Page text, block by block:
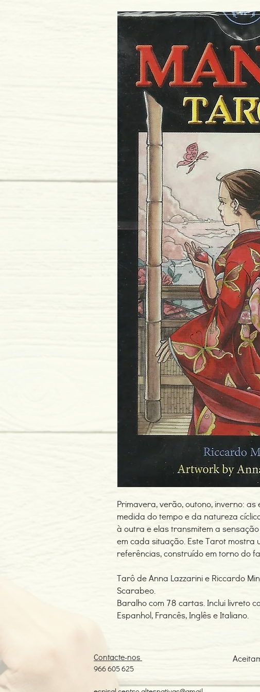
Primavera, verão, outono, inverno:
medida do tempo e da natureza
à outra e elas transmitem a
em cada situação. Este Tarot mostra
referências, construído em torno do
Tarô de Anna Lazzarini e Riccardo
Scarabeo.
Baralho com 78 cartas. Inclui livreto
Espanhol, Francês, Inglês e Italiano.
Contacte-nos
966 605 625